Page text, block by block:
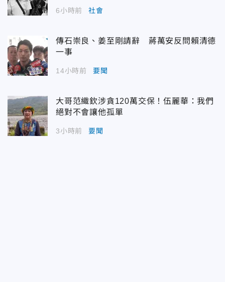
6小時前 社會
傳石崇良、姜至剛請辭 蔣萬安反問賴清德
一事
14小時前 要聞
大哥范織欽涉貪120萬交保！伍麗華：我們
絕對不會讓他孤單
3小時前 要聞